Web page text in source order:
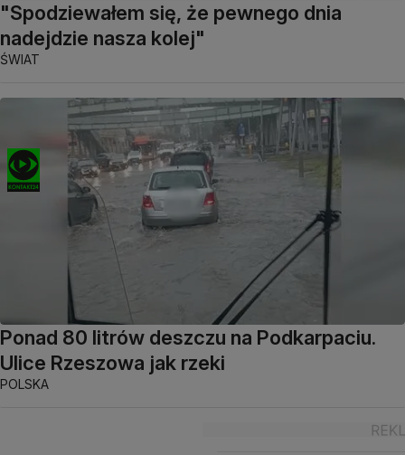
"Spodziewałem się, że pewnego dnia
nadejdzie nasza kolej"
ŚWIAT
Ponad 80 litrów deszczu na Podkarpaciu.
Ulice Rzeszowa jak rzeki
POLSKA